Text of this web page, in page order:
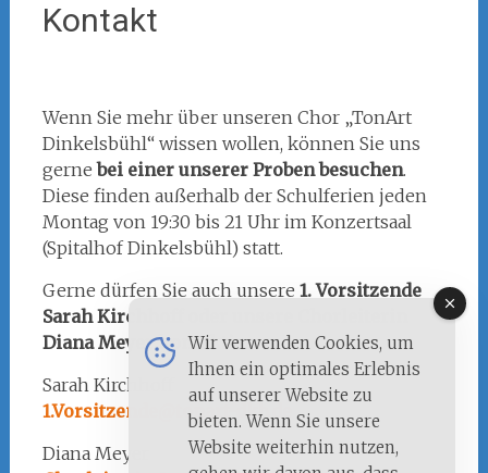
Kontakt
Wenn Sie mehr über unseren Chor „TonArt
Dinkelsbühl“ wissen wollen, können Sie uns
gernebei einer unserer Proben besuchen.
Diese finden außerhalb der Schulferien jeden
Montag von 19:30 bis 21 Uhr im Konzertsaal
(Spitalhof Dinkelsbühl) statt.
Gerne dürfen Sie auch unsere 1. Vorsitzende
Sarah Kirchhoff oder unsere Chorleiterin
Diana Meyer kontaktieren.
Sarah Kirchhoff
1.Vorsitzende@tonart-dkb.de
Diana Meyer
Wir verwenden Cookies, um
Ihnen ein optimales Erlebnis
auf unserer Website zu
bieten. Wenn Sie unsere
Website weiterhin nutzen,